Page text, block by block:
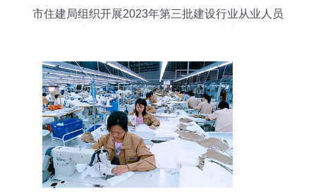
市住建局组织开展2023年第三批建设行业从业人员